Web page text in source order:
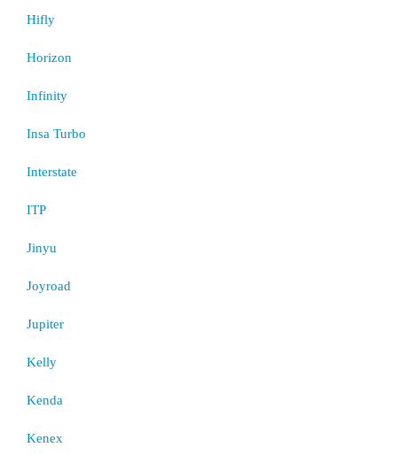
Hifly
Horizon
Infinity
Insa Turbo
Interstate
ITP
Jinyu
Joyroad
Jupiter
Kelly
Kenda
Kenex